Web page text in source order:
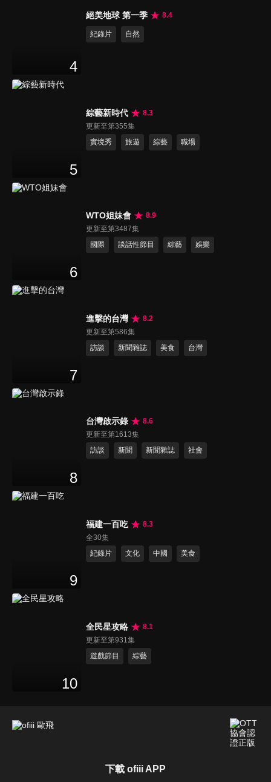
4
絕美地球 第一季 8.4
紀錄片 自然
5
綜藝新時代
8.3
更新至第355集
實境秀
旅遊 綜藝 職場
6
WTO姐妹會
8.9
更新至第3487集
國際
談話性節目 綜藝 娛樂
7
進擊的台灣
8.2
更新至第586集
訪談
新聞雜誌 美食 台灣
8
台灣啟示錄
8.6
更新至第1613集
訪談
新聞 新聞雜誌 社會
9
福建一百吃
8.3
全30集
紀錄片
文化 中國 美食
10
全民星攻略
8.1
更新至第931集
遊戲節目
綜藝
下載 ofiii APP